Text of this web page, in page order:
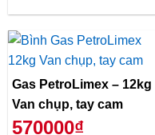
Gas PetroLimex – 12kg
Van chụp, tay cam
570000₫